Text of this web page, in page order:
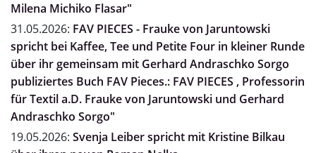
Milena Michiko Flasar"
31.05.2026: FAV PIECES - Frauke von Jaruntowski
spricht bei Kaffee, Tee und Petite Four in kleiner Runde
über ihr gemeinsam mit Gerhard Andraschko Sorgo
publiziertes Buch FAV Pieces.: FAV PIECES , Professorin
für Textil a.D. Frauke von Jaruntowski und Gerhard
Andraschko Sorgo"
19.05.2026: Svenja Leiber spricht mit Kristine Bilkau